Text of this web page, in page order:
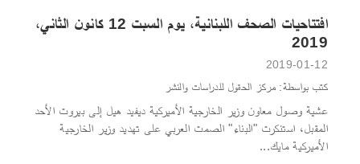
افتتاحيات الصحف اللبنانية، يوم السبت 12 كانون الثاني،
2019
2019-01-12
كتب بواسطة: مركز الحقول للدراسات والنشر
عشية وصول معاون وزير الخارجية الأميركية ديفيد هيل إلى بيروت الأحد
المقبل، استنكرت "البناء" الصمت العربي على تهديد وزير الخارجية
الأميركية مايك...